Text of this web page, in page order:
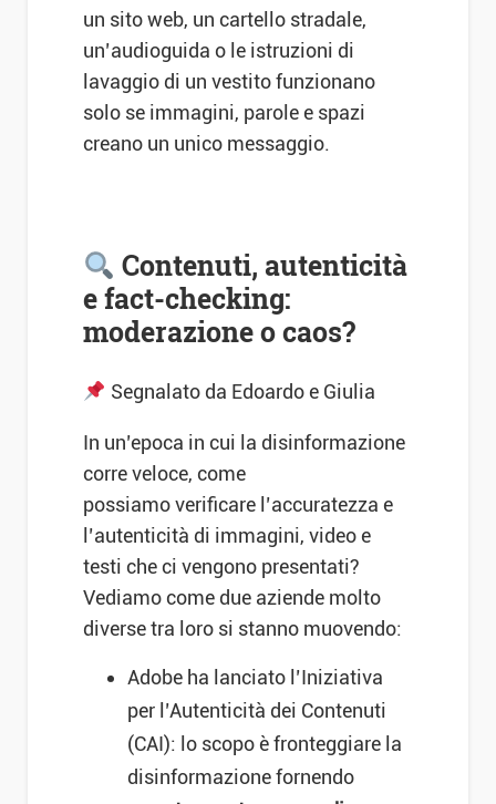
un sito web, un cartello stradale,
un’audioguida o le istruzioni di
lavaggio di un vestito funzionano
solo se immagini, parole e spazi
creano un unico messaggio.
Contenuti, autenticità
e fact-checking:
moderazione o caos?
Segnalato da Edoardo e Giulia
In un’epoca in cui la disinformazione
corre veloce, come
possiamo verificare l’accuratezza e
l’autenticità di immagini, video e
testi che ci vengono presentati?
Vediamo come due aziende molto
diverse tra loro si stanno muovendo:
Adobe ha lanciato l’Iniziativa
per l’Autenticità dei Contenuti
(CAI): lo scopo è fronteggiare la
disinformazione fornendo